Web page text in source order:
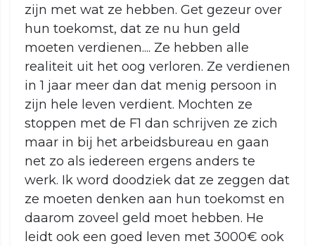
zijn met wat ze hebben. Get gezeur over
hun toekomst, dat ze nu hun geld
moeten verdienen.... Ze hebben alle
realiteit uit het oog verloren. Ze verdienen
in 1 jaar meer dan dat menig persoon in
zijn hele leven verdient. Mochten ze
stoppen met de F1 dan schrijven ze zich
maar in bij het arbeidsbureau en gaan
net zo als iedereen ergens anders te
werk. Ik word doodziek dat ze zeggen dat
ze moeten denken aan hun toekomst en
daarom zoveel geld moet hebben. He
leidt ook een goed leven met 3000€ ook